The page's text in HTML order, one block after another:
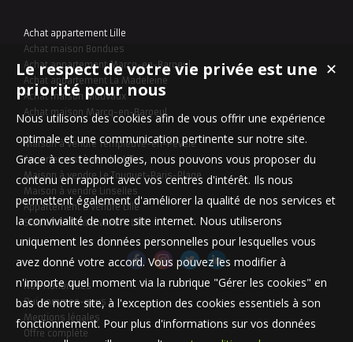
Achat appartement Lille
Achat maison Bondues
Achat appartement Marcq-en-Baroeul
Achat appartement La Madeleine
Achat maison Mouvaux
Achat maison Marcq-en-Baroeul
Maison à vendre Templeuve-en-Pévèle
Appartement à vendre Lille
Maison à vendre Le Touquet-Paris-Plage
Maison à vendre Linselles
Appartement à vendre Lille
Stationnement à vendre Lille
Nos Honoraires
Qui sommes-nous
Mentions légales
Offre complète
✕
Le respect de votre vie privée est une
priorité pour nous
Nous utilisons des cookies afin de vous offrir une expérience
optimale et une communication pertinente sur notre site.
Grace à ces technologies, nous pouvons vous proposer du
contenu en rapport avec vos centres d'intérêt. Ils nous
permettent également d'améliorer la qualité de nos services et
la convivialité de notre site internet. Nous utiliserons
uniquement les données personnelles pour lesquelles vous
avez donné votre accord. Vous pouvez les modifier à
n'importe quel moment via la rubrique "Gérer les cookies" en
bas de notre site, à l'exception des cookies essentiels à son
fonctionnement. Pour plus d'informations sur vos données